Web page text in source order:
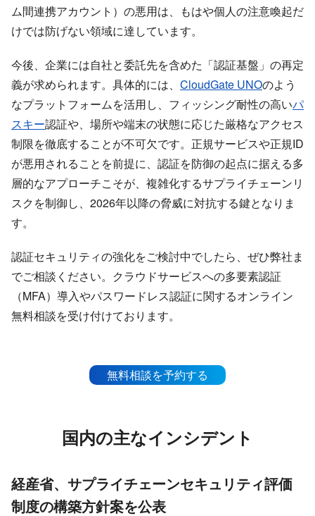
ム間連携アカウント）の悪用は、もはや個人の注意喚起だ
けでは防げない領域に達しています。
今後、企業には自社と委託先を含めた「認証基盤」の再定
義が求められます。具体的には、 CloudGate UNOのよう
なプラットフォームを活用し、フィッシング耐性の高いパ
スキー認証や、場所や端末の状態に応じた厳格なアクセス
制限を徹底することが不可欠です。正規サービスや正規ID
が悪用されることを前提に、認証を防御の起点に据える多
層的なアプローチこそが、複雑化するサプライチェーンリ
スクを制御し、2026年以降の脅威に対抗する鍵となりま
す。
認証セキュリティの強化をご検討中でしたら、ぜひ弊社ま
でご相談ください。クラウドサービスへの多要素認証
（MFA）導入やパスワードレス認証に関するオンライン
無料相談を受け付けております。
無料相談を予約する
国内の主なインシデント
経産省、サプライチェーンセキュリティ評価
制度の構築方針案を公表